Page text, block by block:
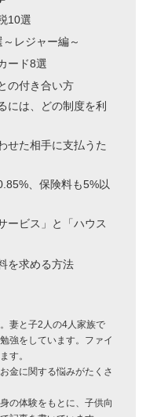
10選
レジャー編～
ード8選
の付き合い方
には、どの制度を利
せた相手に支払うた
、保険料も5%以
ービス」と「ハウス
を求める方法
妻と子2人の4人家族で
強をしています。ファイ
す。
金に関する悩みがたくさ
の体験をもとに、子供向